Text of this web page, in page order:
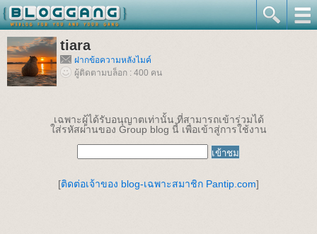
tiara
ฝากข้อความหลังไมค์
ผู้ติดตามบล็อก : 400 คน
เฉพาะผู้ได้รับอนุญาตเท่านั้น ที่สามารถเข้าร่วมได้
ใส่รหัสผ่านของ Group blog นี้ เพื่อเข้าสู่การใช้งาน
[ติดต่อเจ้าของ blog-เฉพาะสมาชิก Pantip.com]